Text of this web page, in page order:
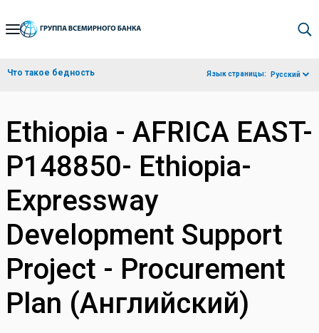
Skip
Navigation
Что такое бедность Язык страницы: Русский
Ethiopia - AFRICA EAST-
P148850- Ethiopia-
Expressway
Development Support
Project - Procurement
Plan (Английский)